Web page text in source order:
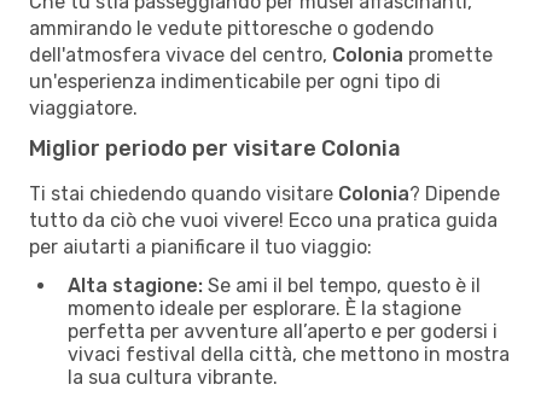
ammirando le vedute pittoresche o godendo
dell'atmosfera vivace del centro, Colonia promette
un'esperienza indimenticabile per ogni tipo di
viaggiatore.
Miglior periodo per visitare Colonia
Ti stai chiedendo quando visitare Colonia? Dipende
tutto da ciò che vuoi vivere! Ecco una pratica guida
per aiutarti a pianificare il tuo viaggio:
Alta stagione: Se ami il bel tempo, questo è il
momento ideale per esplorare. È la stagione
perfetta per avventure all’aperto e per godersi i
vivaci festival della città, che mettono in mostra
la sua cultura vibrante.